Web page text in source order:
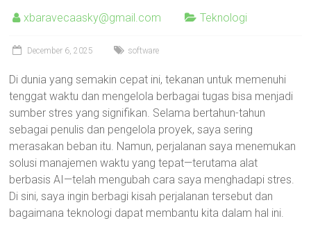
xbaravecaasky@gmail.com Teknologi
December 6, 2025 software
Di dunia yang semakin cepat ini, tekanan untuk memenuhi
tenggat waktu dan mengelola berbagai tugas bisa menjadi
sumber stres yang signifikan. Selama bertahun-tahun
sebagai penulis dan pengelola proyek, saya sering
merasakan beban itu. Namun, perjalanan saya menemukan
solusi manajemen waktu yang tepat—terutama alat
berbasis AI—telah mengubah cara saya menghadapi stres.
Di sini, saya ingin berbagi kisah perjalanan tersebut dan
bagaimana teknologi dapat membantu kita dalam hal ini.